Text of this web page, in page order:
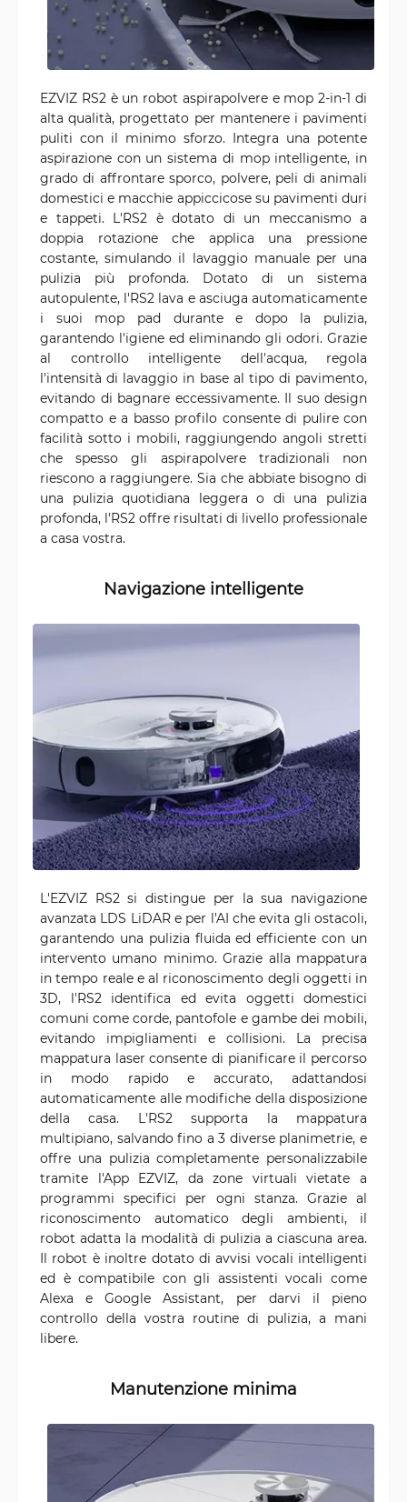
EZVIZ RS2 è un robot aspirapolvere e mop 2-in-1 di
alta qualità, progettato per mantenere i pavimenti
puliti con il minimo sforzo. Integra una potente
aspirazione con un sistema di mop intelligente, in
grado di affrontare sporco, polvere, peli di animali
domestici e macchie appiccicose su pavimenti duri
e tappeti. L'RS2 è dotato di un meccanismo a
doppia rotazione che applica una pressione
costante, simulando il lavaggio manuale per una
pulizia più profonda. Dotato di un sistema
autopulente, l'RS2 lava e asciuga automaticamente
i suoi mop pad durante e dopo la pulizia,
garantendo l'igiene ed eliminando gli odori. Grazie
al controllo intelligente dell'acqua, regola
l'intensità di lavaggio in base al tipo di pavimento,
evitando di bagnare eccessivamente. Il suo design
compatto e a basso profilo consente di pulire con
facilità sotto i mobili, raggiungendo angoli stretti
che spesso gli aspirapolvere tradizionali non
riescono a raggiungere. Sia che abbiate bisogno di
una pulizia quotidiana leggera o di una pulizia
profonda, l'RS2 offre risultati di livello professionale
a casa vostra.
Navigazione intelligente
L'EZVIZ RS2 si distingue per la sua navigazione
avanzata LDS LiDAR e per l'AI che evita gli ostacoli,
garantendo una pulizia fluida ed efficiente con un
intervento umano minimo. Grazie alla mappatura
in tempo reale e al riconoscimento degli oggetti in
3D, l'RS2 identifica ed evita oggetti domestici
comuni come corde, pantofole e gambe dei mobili,
evitando impigliamenti e collisioni. La precisa
mappatura laser consente di pianificare il percorso
in modo rapido e accurato, adattandosi
automaticamente alle modifiche della disposizione
della casa. L'RS2 supporta la mappatura
multipiano, salvando fino a 3 diverse planimetrie, e
offre una pulizia completamente personalizzabile
tramite l'App EZVIZ, da zone virtuali vietate a
programmi specifici per ogni stanza. Grazie al
riconoscimento automatico degli ambienti, il
robot adatta la modalità di pulizia a ciascuna area.
Il robot è inoltre dotato di avvisi vocali intelligenti
ed è compatibile con gli assistenti vocali come
Alexa e Google Assistant, per darvi il pieno
controllo della vostra routine di pulizia, a mani
libere.
Manutenzione minima